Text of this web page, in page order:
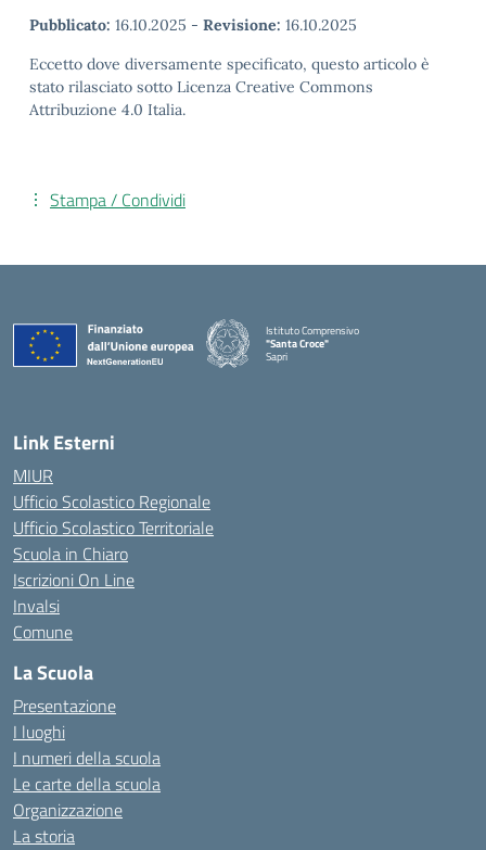
Pubblicato: 16.10.2025 - Revisione: 16.10.2025
Eccetto dove diversamente specificato, questo articolo è
stato rilasciato sotto Licenza Creative Commons
Attribuzione 4.0 Italia.
Stampa / Condividi
Istituto Comprensivo
"Santa Croce"
Sapri
— Visita la pagina iniziale della scuola
Link Esterni
MIUR
Ufficio Scolastico Regionale
Ufficio Scolastico Territoriale
Scuola in Chiaro
Iscrizioni On Line
Invalsi
Comune
La Scuola
Presentazione
I luoghi
I numeri della scuola
Le carte della scuola
Organizzazione
La storia